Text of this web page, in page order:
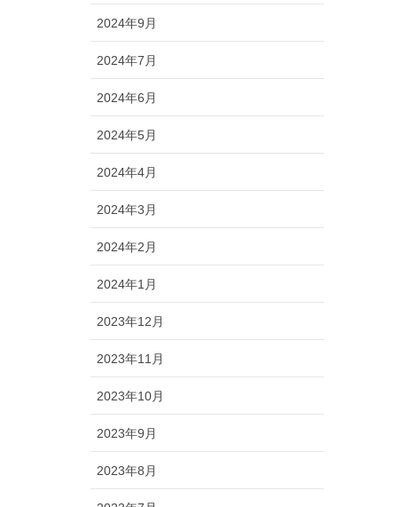
2024年9月
2024年7月
2024年6月
2024年5月
2024年4月
2024年3月
2024年2月
2024年1月
2023年12月
2023年11月
2023年10月
2023年9月
2023年8月